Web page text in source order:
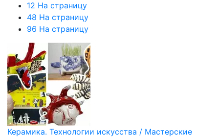
12 На страницу
48 На страницу
96 На страницу
Керамика. Технологии искусства / Мастерские